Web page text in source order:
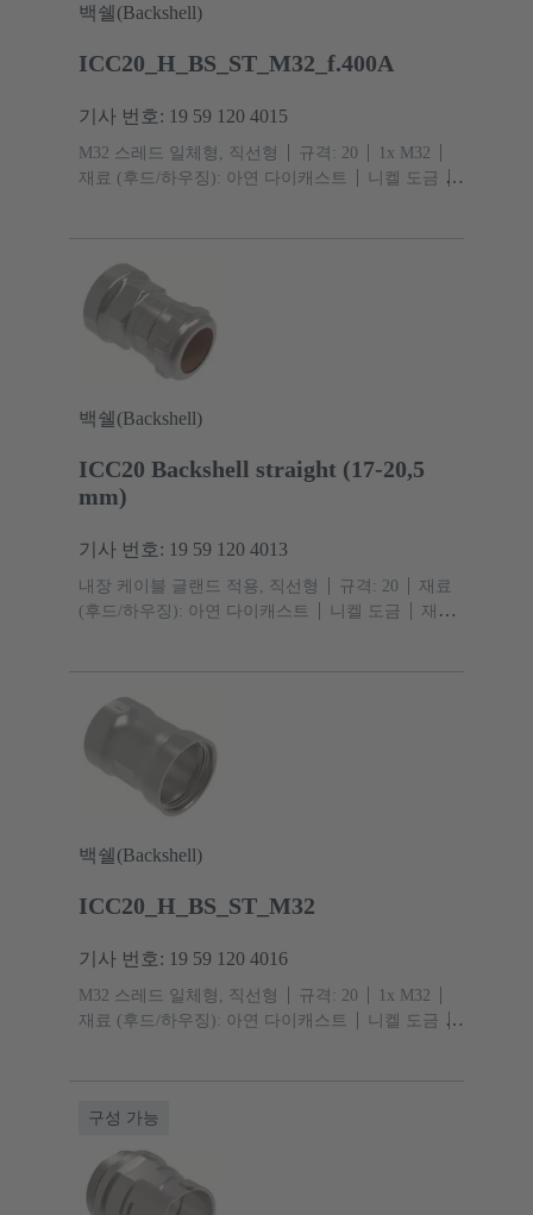
백쉘(Backshell)
ICC20_H_BS_ST_M32_f.400A
기사 번호: 19 59 120 4015
M32 스레드 일체형, 직선형 규격: 20
1x M32
재료 (후드/하우징): 아연 다이캐스트
니켈 도금
백쉘(Backshell)
ICC20 Backshell straight (17-20,5
mm)
기사 번호: 19 59 120 4013
내장 케이블 글랜드 적용, 직선형 규격: 20
재료
(후드/하우징): 아연 다이캐스트
니켈 도금
재료
백쉘(Backshell)
ICC20_H_BS_ST_M32
기사 번호: 19 59 120 4016
M32 스레드 일체형, 직선형 규격: 20
1x M32
재료 (후드/하우징): 아연 다이캐스트
니켈 도금
구성 가능